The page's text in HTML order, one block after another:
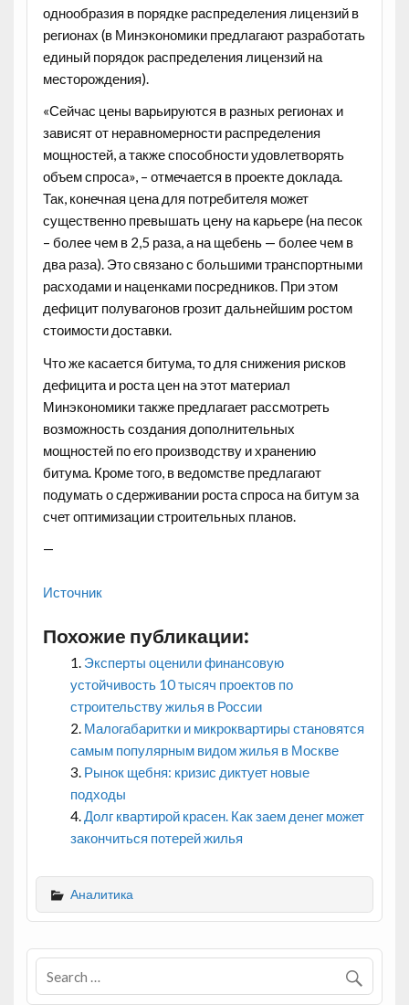
однообразия в порядке распределения лицензий в
регионах (в Минэкономики предлагают разработать
единый порядок распределения лицензий на
месторождения).
«Сейчас цены варьируются в разных регионах и
зависят от неравномерности распределения
мощностей, а также способности удовлетворять
объем спроса», – отмечается в проекте доклада.
Так, конечная цена для потребителя может
существенно превышать цену на карьере (на песок
– более чем в 2,5 раза, а на щебень — более чем в
два раза). Это связано с большими транспортными
расходами и наценками посредников. При этом
дефицит полувагонов грозит дальнейшим ростом
стоимости доставки.
Что же касается битума, то для снижения рисков
дефицита и роста цен на этот материал
Минэкономики также предлагает рассмотреть
возможность создания дополнительных
мощностей по его производству и хранению
битума. Кроме того, в ведомстве предлагают
подумать о сдерживании роста спроса на битум за
счет оптимизации строительных планов.
—
Источник
Похожие публикации:
Эксперты оценили финансовую
устойчивость 10 тысяч проектов по
строительству жилья в России
Малогабаритки и микроквартиры становятся
самым популярным видом жилья в Москве
Рынок щебня: кризис диктует новые
подходы
Долг квартирой красен. Как заем денег может
закончиться потерей жилья
Аналитика